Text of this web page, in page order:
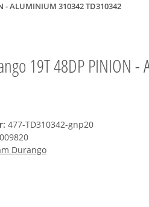
- ALUMINIUM 310342 TD310342
19T 48DP PINION -
477-TD310342-gnp20
Durango